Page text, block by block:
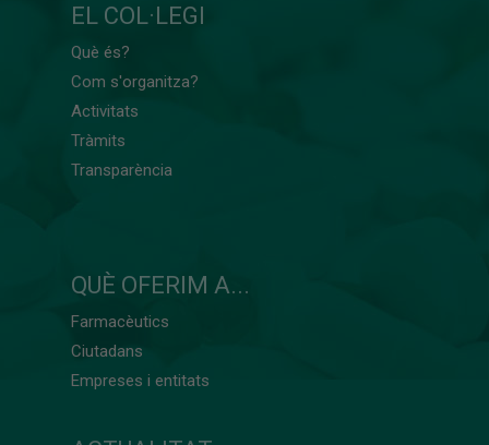
EL COL·LEGI
Què és?
Com s'organitza?
Activitats
Tràmits
Transparència
QUÈ OFERIM A...
Farmacèutics
Ciutadans
Empreses i entitats